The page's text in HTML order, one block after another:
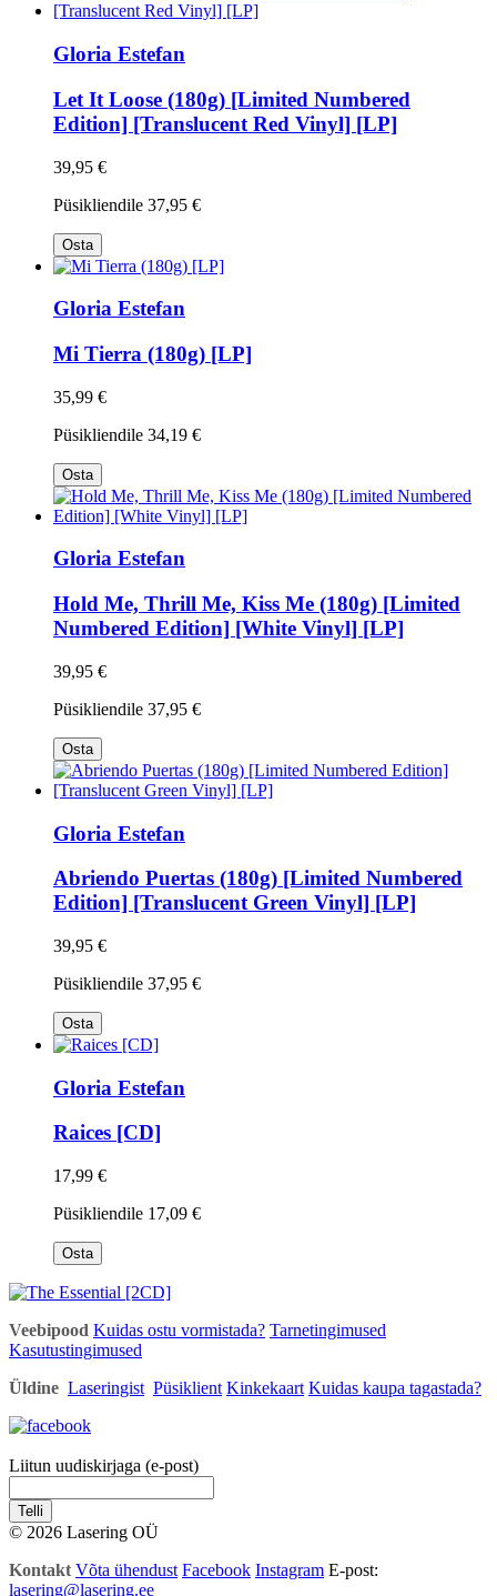
Gloria Estefan
Let It Loose (180g) [Limited Numbered
Edition] [Translucent Red Vinyl] [LP]
39,95 €
Püsikliendile 37,95 €
Osta
Gloria Estefan
Mi Tierra (180g) [LP]
35,99 €
Püsikliendile 34,19 €
Osta
Gloria Estefan
Hold Me, Thrill Me, Kiss Me (180g) [Limited
Numbered Edition] [White Vinyl] [LP]
39,95 €
Püsikliendile 37,95 €
Osta
Gloria Estefan
Abriendo Puertas (180g) [Limited Numbered
Edition] [Translucent Green Vinyl] [LP]
39,95 €
Püsikliendile 37,95 €
Osta
Gloria Estefan
Raices [CD]
17,99 €
Püsikliendile 17,09 €
Osta
Veebipood Kuidas ostu vormistada? Tarnetingimused
Kasutustingimused
Üldine Laseringist Püsiklient Kinkekaart Kuidas kaupa tagastada?
Liitun uudiskirjaga (e-post)
Telli
© 2026 Lasering OÜ
Kontakt Võta ühendust Facebook Instagram E-post:
lasering@lasering.ee